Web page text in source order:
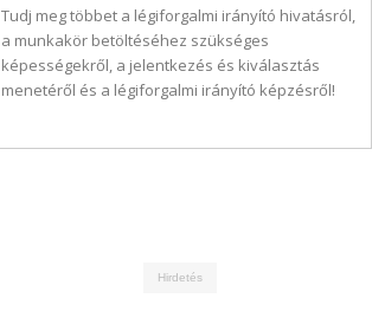
Tudj meg többet a légiforgalmi irányító hivatásról,
a munkakör betöltéséhez szükséges
képességekről, a jelentkezés és kiválasztás
menetéről és a légiforgalmi irányító képzésről!
Hirdetés